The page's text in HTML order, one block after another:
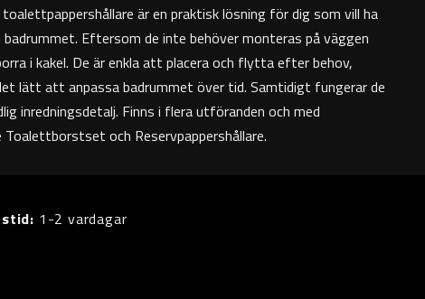
är en praktisk lösning för dig som vill ha
Eftersom de inte behöver monteras på väggen
i kakel. De är enkla att placera och flytta efter behov,
lätt att anpassa badrummet över tid. Samtidigt fungerar de
inredningsdetalj. Finns i flera utföranden och med
Toalettborstset och Reservpappershållare.
1-2 vardagar